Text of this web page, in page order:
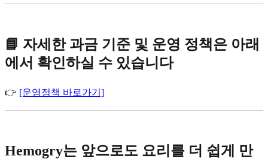
📘 자세한 과금 기준 및 운영 정책은 아래
에서 확인하실 수 있습니다
👉 [운영정책 바로가기]
Hemogry는 앞으로도 요리를 더 쉽게 만